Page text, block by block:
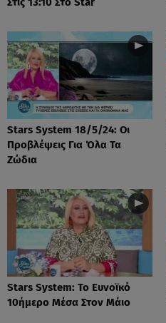
Stars System 18/5/24: Οι
Προβλέψεις Για Όλα Τα
Ζώδια
Stars System: Το Ευνοϊκό
10ήμερο Μέσα Στον Μάιο